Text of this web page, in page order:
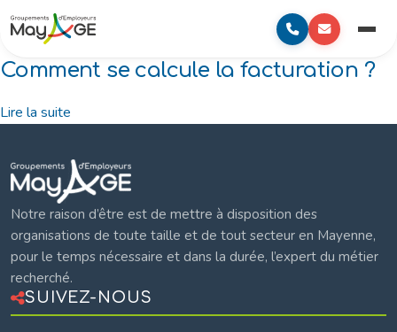
contenu
content
Mayage
Menu
Comment se calcule la facturation ?
Lire la suite
Notre raison d’être est de mettre à disposition des
organisations de toute taille et de tout secteur en Mayenne,
pour le temps nécessaire et dans la durée, l’expert du métier
recherché.
SUIVEZ-NOUS